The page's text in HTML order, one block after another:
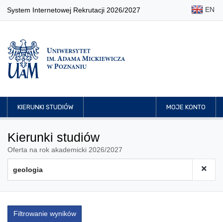
System Internetowej Rekrutacji 2026/2027 EN
KIERUNKI STUDIÓW MOJE KONTO
Kierunki studiów
Oferta na rok akademicki 2026/2027
Filtrowanie wyników